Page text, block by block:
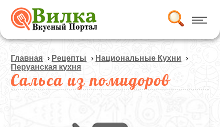
Главная › Рецепты › Национальные Кухни ›
Перуанская кухня
Сальса из помидоров